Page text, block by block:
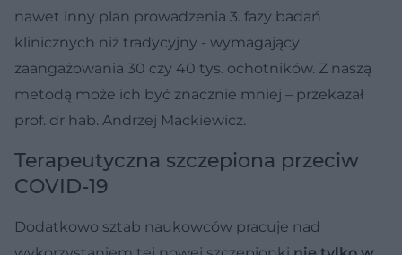
nawet inny plan prowadzenia 3. fazy badań
klinicznych niż tradycyjny - wymagający
zaangażowania 30 czy 40 tys. ochotników. Z naszą
metodą może ich być znacznie mniej – przekazał
prof. dr hab. Andrzej Mackiewicz.
Terapeutyczna szczepiona przeciw
COVID-19
Dodatkowo sztab naukowców pracuje nad